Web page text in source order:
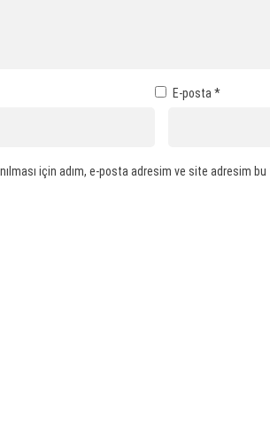
E-posta *
için adım, e-posta adresim ve site adresim bu